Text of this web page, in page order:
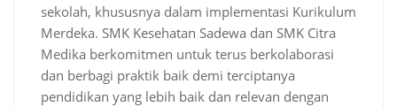
sekolah, khususnya dalam implementasi Kurikulum
Merdeka. SMK Kesehatan Sadewa dan SMK Citra
Medika berkomitmen untuk terus berkolaborasi
dan berbagi praktik baik demi terciptanya
pendidikan yang lebih baik dan relevan dengan